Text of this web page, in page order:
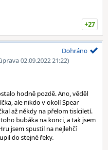
+27
02.09.2022 21:22)
Dohráno
hodně pozdě. Ano, věděl
ale nikdo v okolí Spear
až někdy na přelom tisíciletí.
bubáka na konci, a tak jsem
jsem spustil na nejlehčí
do stejné řeky.